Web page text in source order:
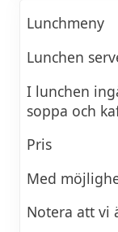
Lunchmeny
Lunchen
I lunchen
soppa och
Pris
Med
Notera att vi